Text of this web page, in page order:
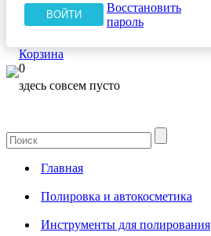
Восстановить
пароль
Корзина
0
здесь совсем пусто
Главная
Полировка и автокосметика
Инструменты для полирования